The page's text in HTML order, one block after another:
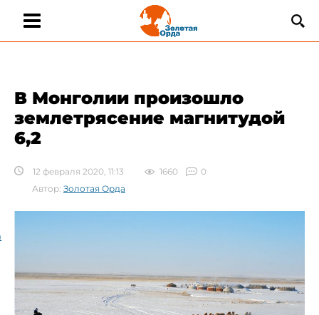
​В Монголии произошло
землетрясение магнитудой
6,2
12 февраля 2020, 11:13 1660
0
Автор: Золотая Орда